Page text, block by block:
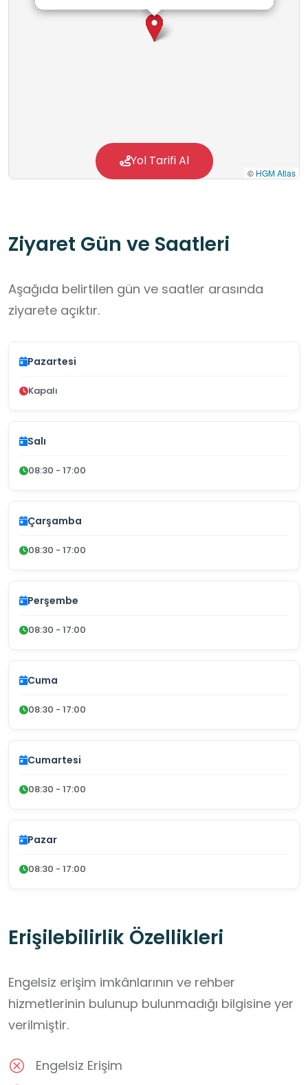
© HGM Atlas
Yol Tarifi Al
Ziyaret Gün ve Saatleri
Aşağıda belirtilen gün ve saatler arasında
ziyarete açıktır.
Pazartesi
Kapalı
Salı
08:30 - 17:00
Çarşamba
08:30 - 17:00
Perşembe
08:30 - 17:00
Cuma
08:30 - 17:00
Cumartesi
08:30 - 17:00
Pazar
08:30 - 17:00
Erişilebilirlik Özellikleri
Engelsiz erişim imkânlarının ve rehber
hizmetlerinin bulunup bulunmadığı bilgisine yer
verilmiştir.
Engelsiz Erişim